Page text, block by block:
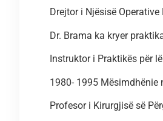
Drejtor i Njësisë
Dr. Brama ka kryer
Instruktor i Praktikës për
1980- 1995 Mësimdhënie
Profesor i Kirurgjisë së